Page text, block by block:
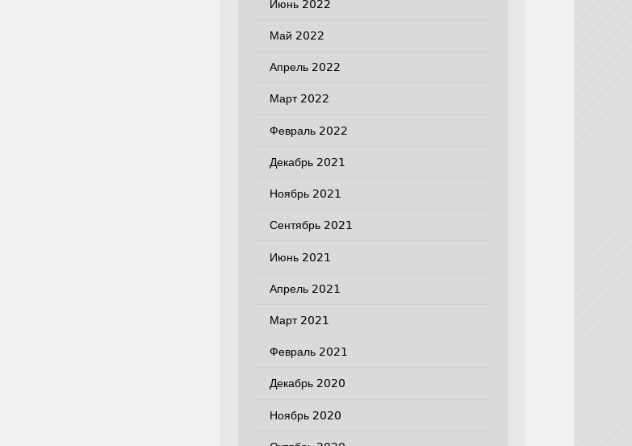
Июнь 2022
Май 2022
Апрель 2022
Март 2022
Февраль 2022
Декабрь 2021
Ноябрь 2021
Сентябрь 2021
Июнь 2021
Апрель 2021
Март 2021
Февраль 2021
Декабрь 2020
Ноябрь 2020